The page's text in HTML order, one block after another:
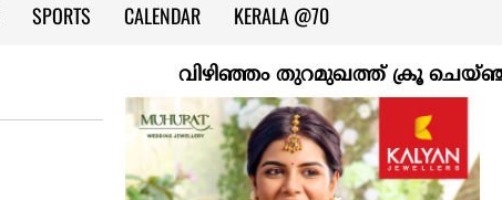
SPORTS CALENDAR KERALA @70
വിഴിഞ്ഞം തുറമുഖത്ത് ക്രൂ